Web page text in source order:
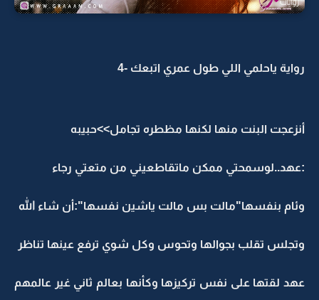
رواية ياحلمي اللي طول عمري اتبعك -4
أنزعجت البنت منها لكنها مظطره تجامل>>حبيبه
:عهد..لوسمحتي ممكن ماتقاطعيني من متعتي رجاء
وئام بنفسها"مالت بس مالت ياشين نفسها":أن شاء الله
وتجلس تقلب بجوالها وتحوس وكل شوي ترفع عينها تناظر
عهد لقتها على نفس تركيزها وكأنها بعالم ثاني غير عالمهم